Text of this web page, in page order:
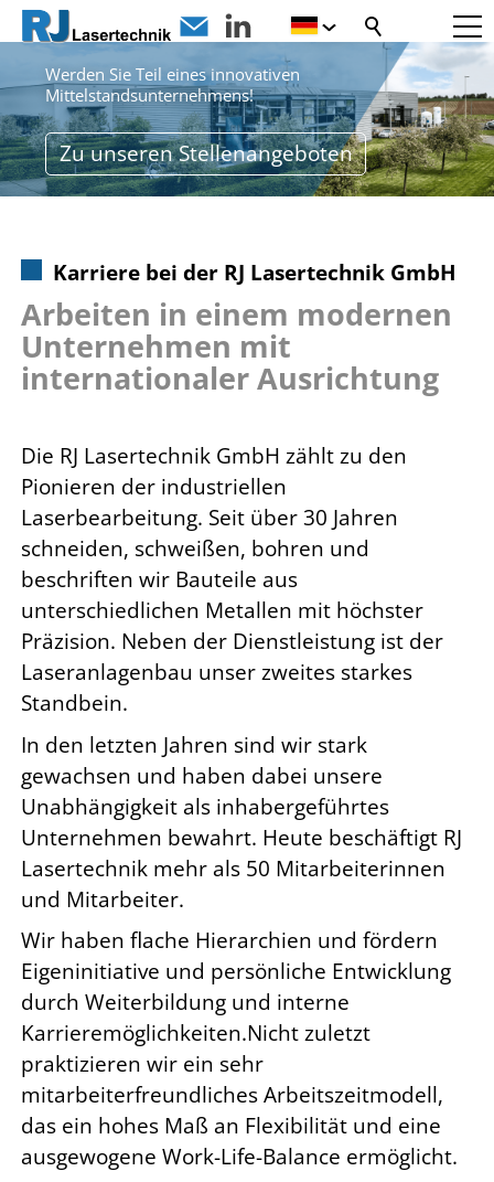
ARBEITEN BEI RJ LASERTECHNIK
Werden Sie Teil eines innovativen
Mittelstandsunternehmens!
Zu unseren Stellenangeboten
Karriere bei der RJ Lasertechnik GmbH
Arbeiten in einem modernen
Unternehmen mit
internationaler Ausrichtung
Die RJ Lasertechnik GmbH zählt zu den
Pionieren der industriellen
Laserbearbeitung. Seit über 30 Jahren
schneiden, schweißen, bohren und
beschriften wir Bauteile aus
unterschiedlichen Metallen mit höchster
Präzision. Neben der Dienstleistung ist der
Laseranlagenbau unser zweites starkes
Standbein.
In den letzten Jahren sind wir stark
gewachsen und haben dabei unsere
Unabhängigkeit als inhabergeführtes
Unternehmen bewahrt. Heute beschäftigt RJ
Lasertechnik mehr als 50 Mitarbeiterinnen
und Mitarbeiter.
Wir haben flache Hierarchien und fördern
Eigeninitiative und persönliche Entwicklung
durch Weiterbildung und interne
Karrieremöglichkeiten.Nicht zuletzt
praktizieren wir ein sehr
mitarbeiterfreundliches Arbeitszeitmodell,
das ein hohes Maß an Flexibilität und eine
ausgewogene Work-Life-Balance ermöglicht.